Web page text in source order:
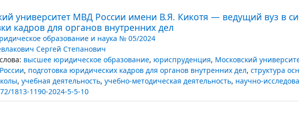
университет МВД России имени В.Я. Кикотя — ведущий вуз в
кадров для органов внутренних дел
образование и наука № 05/2024
Сергей Степанович
высшее юридическое образование, юриспруденция, Московский
, подготовка юридических кадров для органов внутренних дел, структура
, учебная деятельность, учебно-методическая деятельность, научно-
1813-1190-2024-5-5-10